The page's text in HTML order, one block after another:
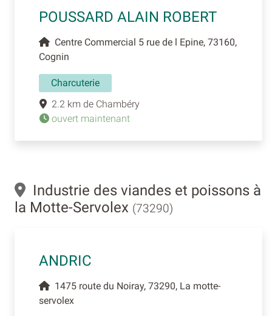
POUSSARD ALAIN ROBERT
Centre Commercial 5 rue de l Epine, 73160,
Cognin
Charcuterie
2.2 km de Chambéry
ouvert maintenant
Industrie des viandes et poissons à
la Motte-Servolex (73290)
ANDRIC
1475 route du Noiray, 73290, La motte-
servolex